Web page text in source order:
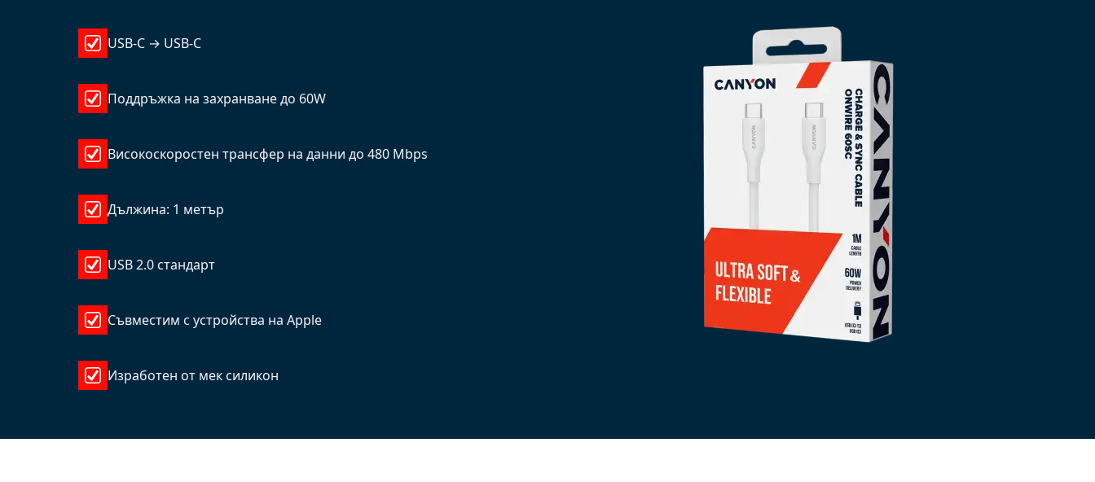
USB-C → USB-C
Поддръжка на захранване до 60W
Високоскоростен трансфер на данни до 480 Mbps
Дължина: 1 метър
USB 2.0 стандарт
Съвместим с устройства на Apple
Изработен от мек силикон